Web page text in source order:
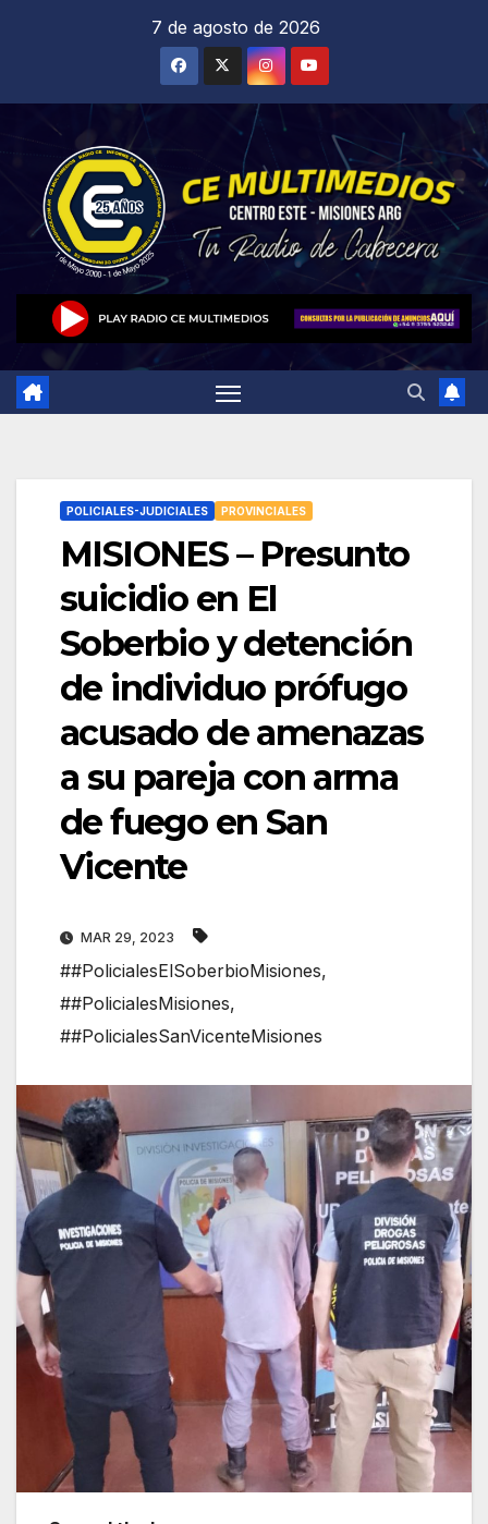
7 de agosto de 2026
POLICIALES-JUDICIALES PROVINCIALES
MISIONES – Presunto
suicidio en El
Soberbio y detención
de individuo prófugo
acusado de amenazas
a su pareja con arma
de fuego en San
Vicente
MAR 29, 2023
##PolicialesElSoberbioMisiones,
##PolicialesMisiones,
##PolicialesSanVicenteMisiones